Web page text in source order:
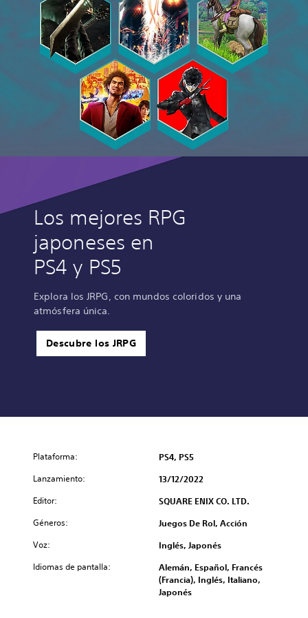
Los mejores RPG
japoneses en
PS4 y PS5
Explora los JRPG, con mundos coloridos y una
atmósfera única.
Descubre los JRPG
Plataforma: PS4, PS5
Lanzamiento: 13/12/2022
Editor: SQUARE ENIX CO. LTD.
Géneros: Juegos De Rol, Acción
Voz: Inglés, Japonés
Idiomas de pantalla:
Alemán, Español, Francés
(Francia), Inglés, Italiano,
Japonés